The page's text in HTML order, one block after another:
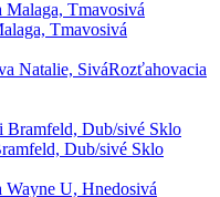
Tmavosivá
Rozťahovacia
Dub/sivé Sklo